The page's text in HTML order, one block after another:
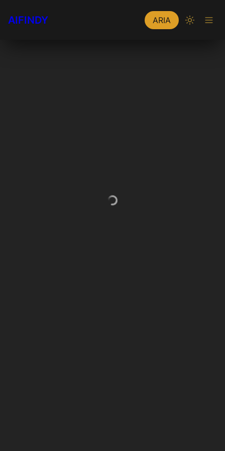
AIFINDY ARIA